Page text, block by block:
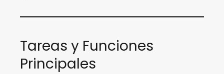
Tareas y Funciones
Principales